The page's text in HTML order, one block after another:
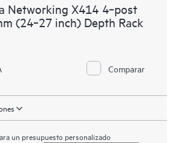
Networking X414 4‑post
(24‑27 inch) Depth Rack
Comparar
un presupuesto personalizado